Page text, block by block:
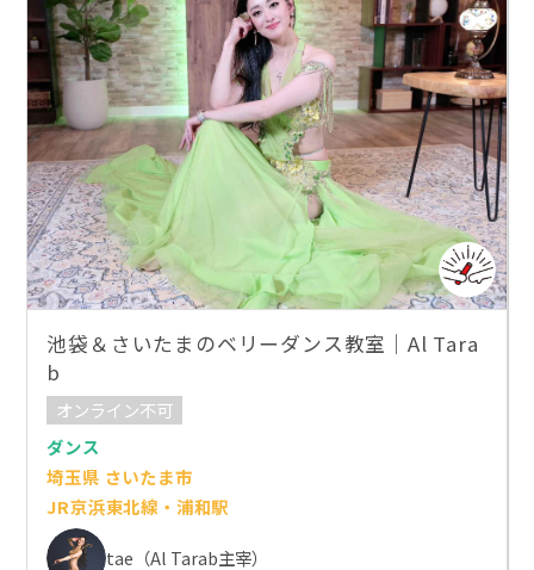
池袋＆さいたまのベリーダンス教室｜Al Tara
b
オンライン不可
ダンス
埼玉県 さいたま市
JR京浜東北線・浦和駅
tae（Al Tarab主宰）